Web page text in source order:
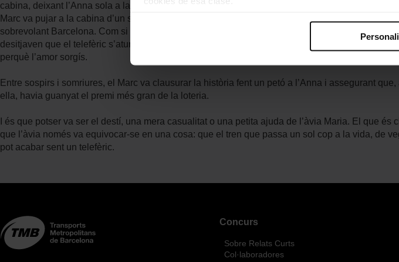
cookies de la tipología que hayas seleccionado
personalización, porque permiten recordar tus opciones de
En cualquier momento de la navegación en esta web,
“Gestor de cookies”, que encontrarás en el menú de la parte
cabina, deixant l’Anna sola a la següent, quan de sobte va sentir la veu d’un home dient:
Marc va pujar a la cabina d’un salt i, en pocs segons, les portes van tancar-se, deixant-los a tots
sobrevolant Barcelona. Com si es tractés del destí, ambdós no podien desenganxar les mirades i
desitjaven que el telefèric s’aturés, només per poder gaudir d’una estona més junts. Poc més va
perquè l’amor sorgís.
Entre sospirs i somriures, el Marc va clausurar la història fent un petó a l’Anna i assegurant que,
ella, havia guanyat el premi més gran de la loteria.
I és que potser va ser el destí, una mera casualitat o una petita ajuda de l’àvia Maria. El que és
que l’àvia només va equivocar-se en una cosa: que el tren que passa un sol cop a la vida, de
pot acabar sent un telefèric.
Concurs
Sobre Relats Curts
Col·laboradores